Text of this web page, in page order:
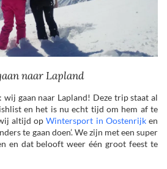
naar Lapland
wij gaan naar Lapland! Deze trip staat al
en het is nu echt tijd om hem af te
altijd opWintersport in Oostenrijken
te gaan doen’. We zijn met een super
en dat belooft weer één groot feest te